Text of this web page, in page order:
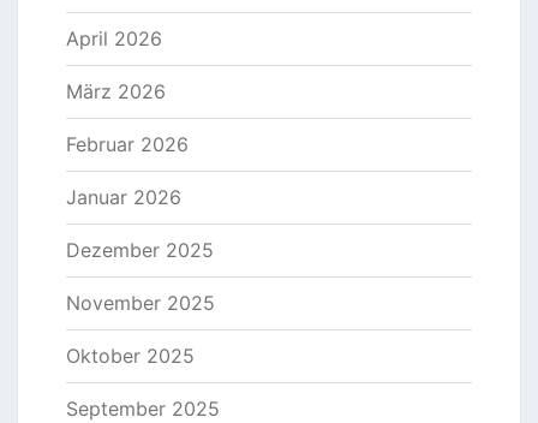
April 2026
März 2026
Februar 2026
Januar 2026
Dezember 2025
November 2025
Oktober 2025
September 2025